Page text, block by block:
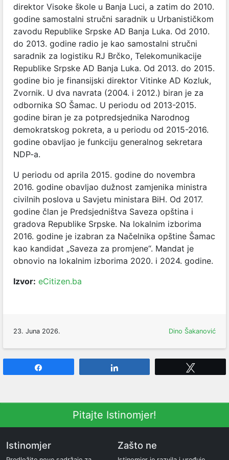
direktor Visoke škole u Banja Luci, a zatim do 2010.
godine samostalni stručni saradnik u Urbanističkom
zavodu Republike Srpske AD Banja Luka. Od 2010.
do 2013. godine radio je kao samostalni stručni
saradnik za logistiku RJ Brčko, Telekomunikacije
Republike Srpske AD Banja Luka. Od 2013. do 2015.
godine bio je finansijski direktor Vitinke AD Kozluk,
Zvornik. U dva navrata (2004. i 2012.) biran je za
odbornika SO Šamac. U periodu od 2013-2015.
godine biran je za potpredsjednika Narodnog
demokratskog pokreta, a u periodu od 2015-2016.
godine obavljao je funkciju generalnog sekretara
NDP-a.
U periodu od aprila 2015. godine do novembra
2016. godine obavljao dužnost zamjenika ministra
civilnih poslova u Savjetu ministara BiH. Od 2017.
godine član je Predsjedništva Saveza opština i
gradova Republike Srpske. Na lokalnim izborima
2016. godine je izabran za Načelnika opštine Šamac
kao kandidat „Saveza za promjene“. Mandat je
obnovio na lokalnim izborima 2020. i 2024. godine.
Izvor: eCitizen.ba
23. Juna 2026. Dino Šakanović
Pitajte Istinomjer!
Istinomjer Zašto ne